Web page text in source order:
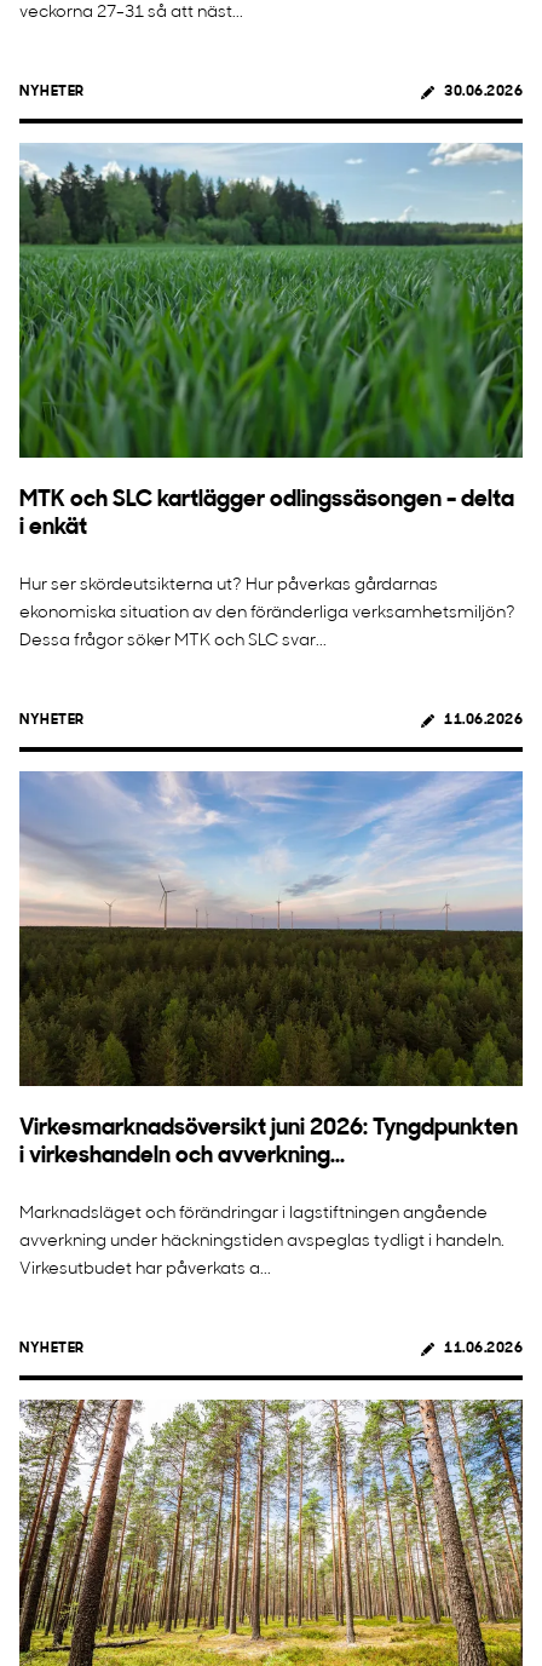
veckorna 27-31 så att näst...
NYHETER 30.06.2026
MTK och SLC kartlägger odlingssäsongen - delta
i enkät
Hur ser skördeutsikterna ut? Hur påverkas gårdarnas
ekonomiska situation av den föränderliga verksamhetsmiljön?
Dessa frågor söker MTK och SLC svar...
NYHETER 11.06.2026
Virkesmarknadsöversikt juni 2026: Tyngdpunkten
i virkeshandeln och avverkning...
Marknadsläget och förändringar i lagstiftningen angående
avverkning under häckningstiden avspeglas tydligt i handeln.
Virkesutbudet har påverkats a...
NYHETER 11.06.2026